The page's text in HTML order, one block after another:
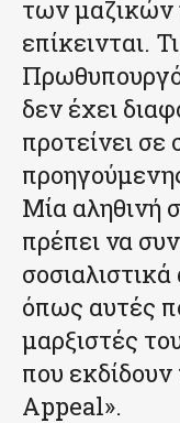
των
επίκεινται.
δεν έχει
προτείνει
Μία αληθινή
πρέπει να
όπως αυτές
μαρξιστές
που
Appeal».